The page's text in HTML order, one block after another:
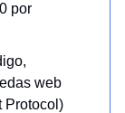
por
web
Protocol)